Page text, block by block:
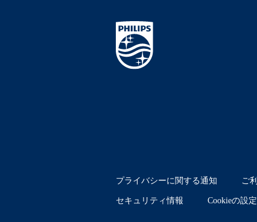
プライバシーに関する通知 ご
セキュリティ情報 Cookieの設定